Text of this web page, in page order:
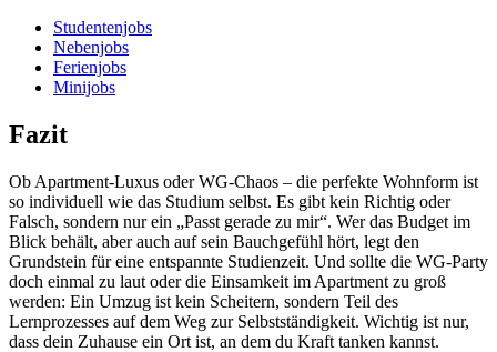
Studentenjobs
Nebenjobs
Ferienjobs
Minijobs
Fazit
Ob Apartment-Luxus oder WG-Chaos – die perfekte Wohnform ist
so individuell wie das Studium selbst. Es gibt kein Richtig oder
Falsch, sondern nur ein „Passt gerade zu mir“. Wer das Budget im
Blick behält, aber auch auf sein Bauchgefühl hört, legt den
Grundstein für eine entspannte Studienzeit. Und sollte die WG-Party
doch einmal zu laut oder die Einsamkeit im Apartment zu groß
werden: Ein Umzug ist kein Scheitern, sondern Teil des
Lernprozesses auf dem Weg zur Selbstständigkeit. Wichtig ist nur,
dass dein Zuhause ein Ort ist, an dem du Kraft tanken kannst.